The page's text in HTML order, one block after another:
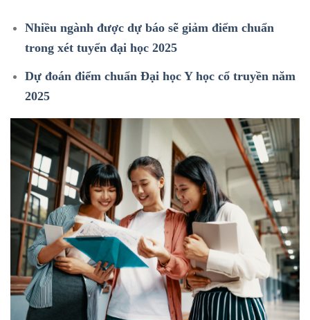
Nhiều ngành được dự báo sẽ giảm điểm chuẩn
trong xét tuyển đại học 2025
Dự đoán điểm chuẩn Đại học Y học cổ truyền năm
2025